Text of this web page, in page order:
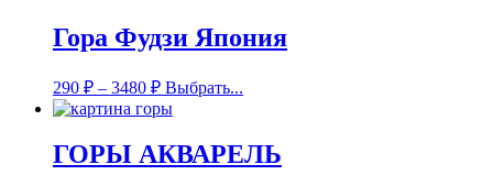
Гора Фудзи Япония
290 ₽ – 3480 ₽ Выбрать...
ГОРЫ АКВАРЕЛЬ